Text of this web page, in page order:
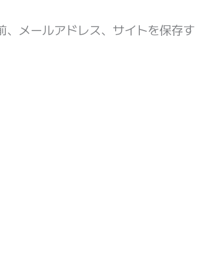
メールアドレス、サイトを保存す